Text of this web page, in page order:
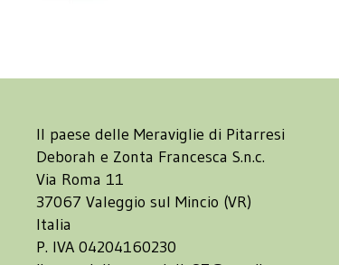
Il paese delle Meraviglie di Pitarresi
Deborah e Zonta Francesca S.n.c.
Via Roma 11
37067 Valeggio sul Mincio (VR)
Italia
P. IVA 04204160230